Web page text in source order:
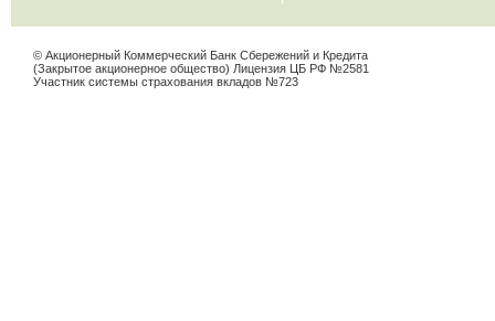
© Акционерный Коммерческий Банк Сбережений и Кредита
(Закрытое акционерное общество) Лицензия ЦБ РФ №2581
Участник системы страхования вкладов №723